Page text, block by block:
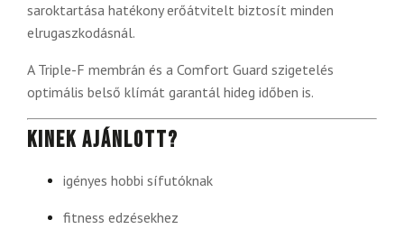
saroktartása hatékony erőátvitelt biztosít minden
elrugaszkodásnál.
A Triple-F membrán és a Comfort Guard szigetelés
optimális belső klímát garantál hideg időben is.
Kinek ajánlott?
igényes hobbi sífutóknak
fitness edzésekhez